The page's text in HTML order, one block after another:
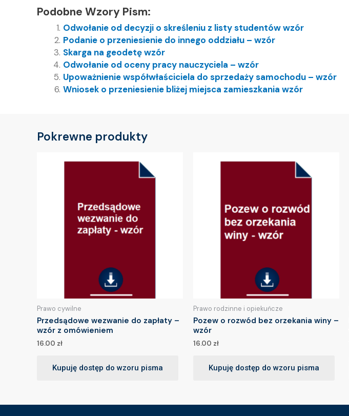
Podobne Wzory Pism:
Odwołanie od decyzji o skreśleniu z listy studentów wzór
Podanie o przeniesienie do innego oddziału – wzór
Skarga na geodetę wzór
Odwołanie od oceny pracy nauczyciela – wzór
Upoważnienie współwłaściciela do sprzedaży samochodu – wzór
Wniosek o przeniesienie bliżej miejsca zamieszkania wzór
Pokrewne produkty
Prawo cywilne
Przedsądowe wezwanie do zapłaty –
wzór z omówieniem
16.00 zł
Kupuję dostęp do wzoru pisma
Prawo rodzinne i opiekuńcze
Pozew o rozwód bez orzekania winy –
wzór
16.00 zł
Kupuję dostęp do wzoru pisma